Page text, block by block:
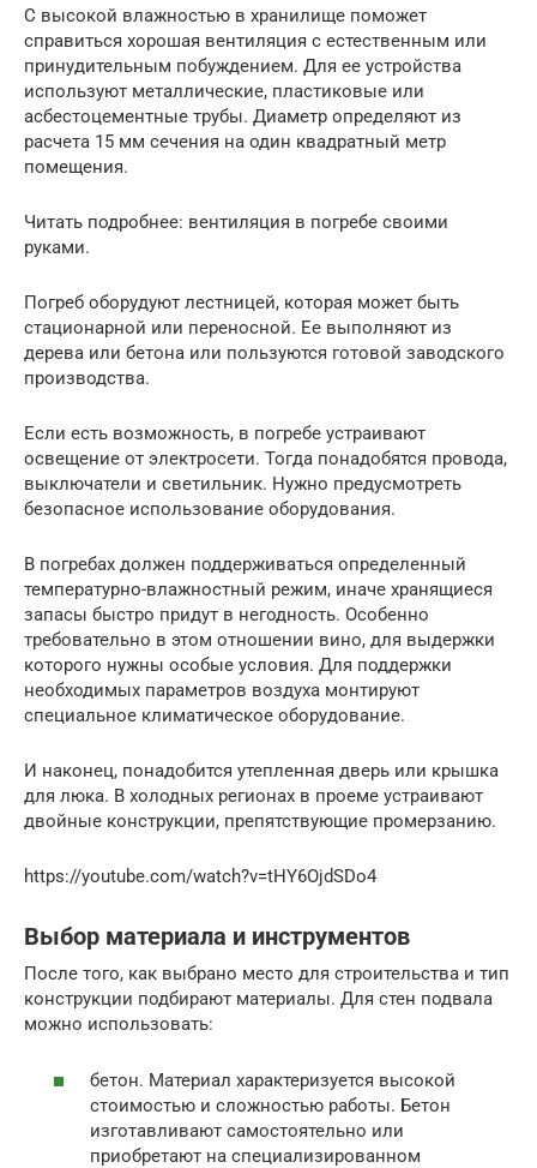
С высокой влажностью в хранилище поможет
справиться хорошая вентиляция с естественным или
принудительным побуждением. Для ее устройства
используют металлические, пластиковые или
асбестоцементные трубы. Диаметр определяют из
расчета 15 мм сечения на один квадратный метр
помещения.
Читать подробнее: вентиляция в погребе своими
руками.
Погреб оборудуют лестницей, которая может быть
стационарной или переносной. Ее выполняют из
дерева или бетона или пользуются готовой заводского
производства.
Если есть возможность, в погребе устраивают
освещение от электросети. Тогда понадобятся провода,
выключатели и светильник. Нужно предусмотреть
безопасное использование оборудования.
В погребах должен поддерживаться определенный
температурно-влажностный режим, иначе хранящиеся
запасы быстро придут в негодность. Особенно
требовательно в этом отношении вино, для выдержки
которого нужны особые условия. Для поддержки
необходимых параметров воздуха монтируют
специальное климатическое оборудование.
И наконец, понадобится утепленная дверь или крышка
для люка. В холодных регионах в проеме устраивают
двойные конструкции, препятствующие промерзанию.
https://youtube.com/watch?v=tHY6OjdSDo4
Выбор материала и инструментов
После того, как выбрано место для строительства и тип
конструкции подбирают материалы. Для стен подвала
можно использовать:
бетон. Материал характеризуется высокой
стоимостью и сложностью работы. Бетон
изготавливают самостоятельно или
приобретают на специализированном